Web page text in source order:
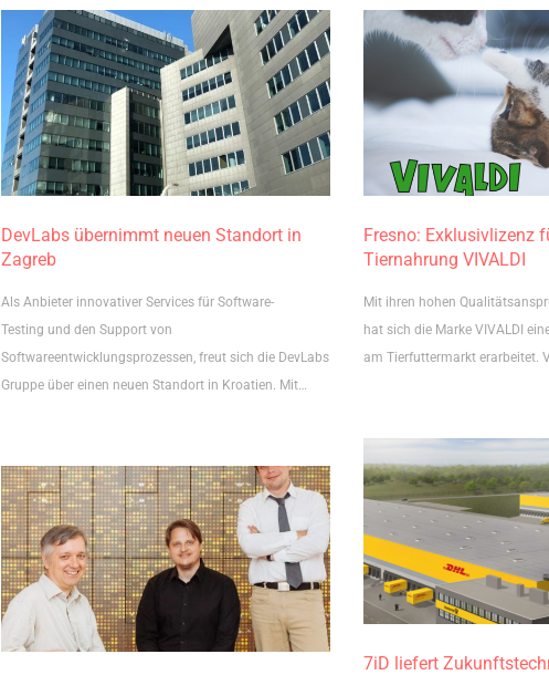
DevLabs übernimmt neuen Standort in
Zagreb
Als Anbieter innovativer Services für Software-
Testing und den Support von
Softwareentwicklungsprozessen, freut sich die DevLabs
Gruppe über einen neuen Standort in Kroatien. Mit…
Fresno: Exklusivlizenz
Tiernahrung VIVALDI
Mit ihren hohen
hat sich die Marke VIVALDI
am Tierfuttermarkt erarbeitet.
7iD liefert